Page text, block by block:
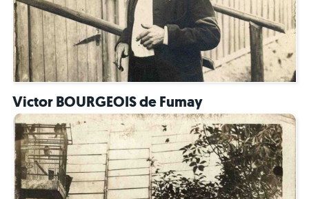
Victor BOURGEOIS de Fumay